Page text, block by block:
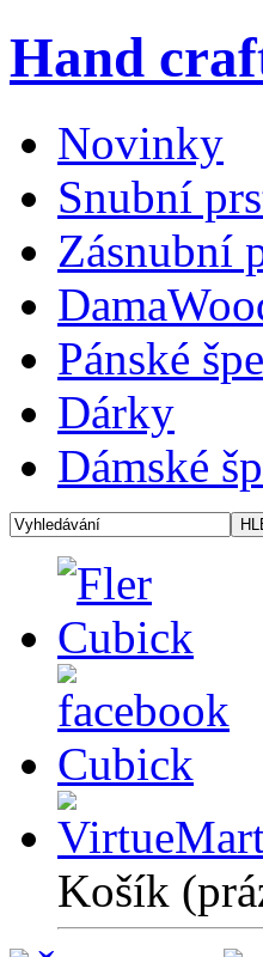
Hand
Novinky
Snubní
Zásnubní
Pánské
Dárky
Dámské
Košík